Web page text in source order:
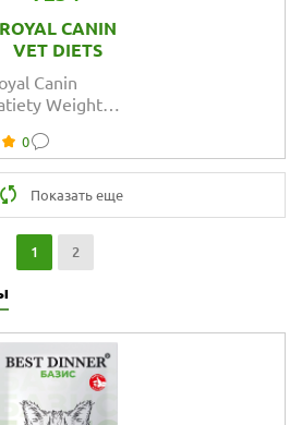
ROYAL CANIN
VET DIETS
Canin
Weight
Canine корм
собак для
веса
0
Показать еще
1 2